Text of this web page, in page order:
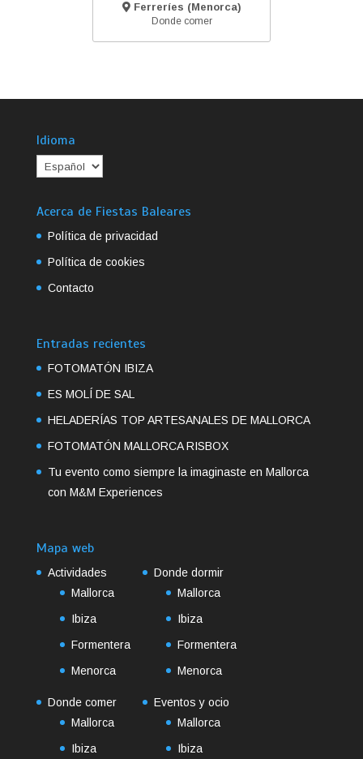
Ferreríes (Menorca)
Donde comer
Idioma
Acerca de Fiestas Baleares
Política de privacidad
Política de cookies
Contacto
Entradas recientes
FOTOMATÓN IBIZA
ES MOLÍ DE SAL
HELADERÍAS TOP ARTESANALES DE MALLORCA
FOTOMATÓN MALLORCA RISBOX
Tu evento como siempre la imaginaste en Mallorca
con M&M Experiences
Mapa web
Actividades
Mallorca
Ibiza
Formentera
Menorca
Donde dormir
Mallorca
Ibiza
Formentera
Menorca
Donde comer
Mallorca
Ibiza
Eventos y ocio
Mallorca
Ibiza